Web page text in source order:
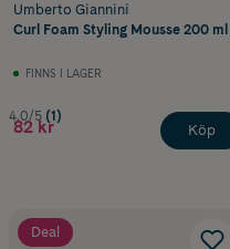
Umberto Giannini
Curl Foam Styling Mousse 200 ml
FINNS I LAGER
4.0/5 (1)
82 kr Köp
Deal